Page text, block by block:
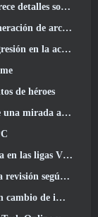
con tiempo bloqueado
archboss doble
de la temporada SS4
de héroes
antes del lanzamiento
Pactos demoniacos
Dev Stream
país de las maravillas